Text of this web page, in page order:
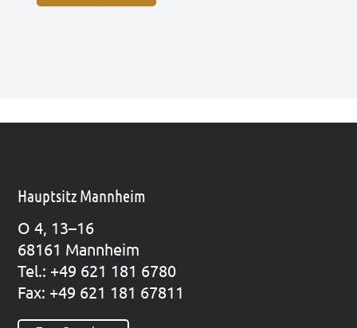
Hauptsitz Mannheim
O 4, 13–16
68161 Mann­heim
Tel.: +49 621 181 6780
Fax: +49 621 181 67811